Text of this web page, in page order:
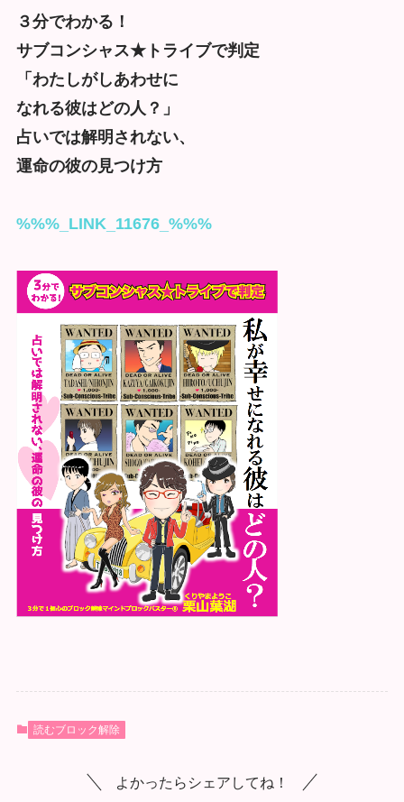
３分でわかる！
サブコンシャス★トライブで判定
「わたしがしあわせに
なれる彼はどの人？」
占いでは解明されない、
運命の彼の見つけ方
%%%_LINK_11676_%%%
読むブロック解除
よかったらシェアしてね！